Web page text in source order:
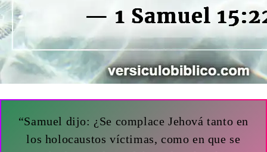
“Samuel dijo: ¿Se complace Jehová tanto en
los holocaustos víctimas, como en que se